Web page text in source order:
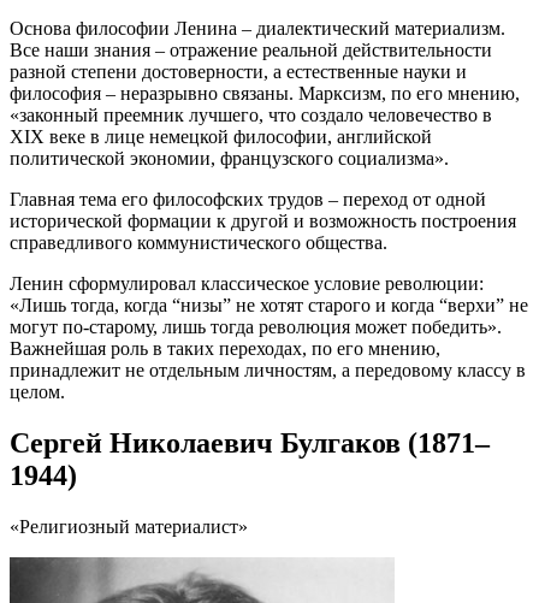
Основа философии Ленина – диалектический материализм.
Все наши знания – отражение реальной действительности
разной степени достоверности, а естественные науки и
философия – неразрывно связаны. Марксизм, по его мнению,
«законный преемник лучшего, что создало человечество в
XIX веке в лице немецкой философии, английской
политической экономии, французского социализма».
Главная тема его философских трудов – переход от одной
исторической формации к другой и возможность построения
справедливого коммунистического общества.
Ленин сформулировал классическое условие революции:
«Лишь тогда, когда “низы” не хотят старого и когда “верхи” не
могут по-старому, лишь тогда революция может победить».
Важнейшая роль в таких переходах, по его мнению,
принадлежит не отдельным личностям, а передовому классу в
целом.
Сергей Николаевич Булгаков (1871–
1944)
«Религиозный материалист»